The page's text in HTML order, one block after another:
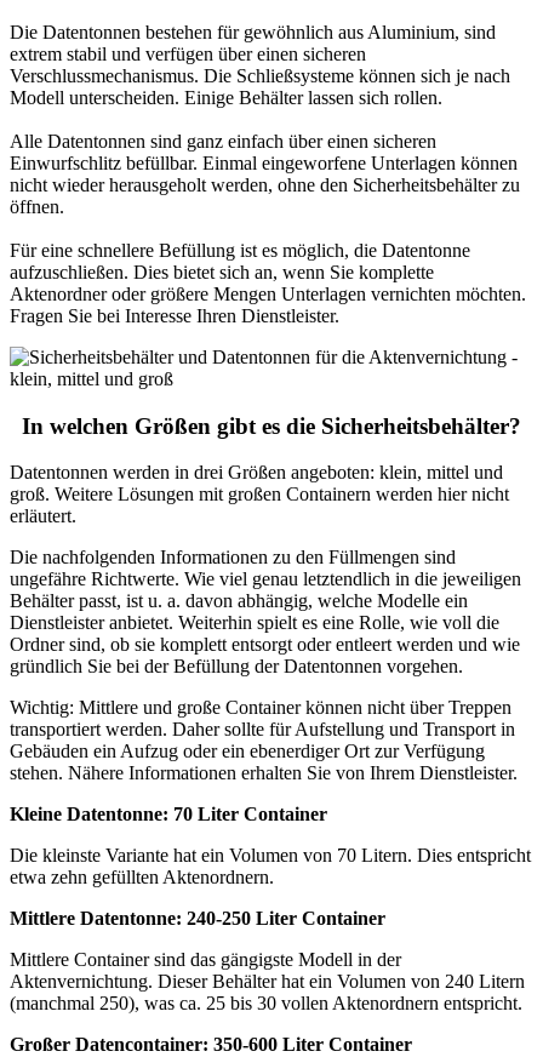
Die Datentonnen bestehen für gewöhnlich aus Aluminium, sind
extrem stabil und verfügen über einen sicheren
Verschlussmechanismus. Die Schließsysteme können sich je nach
Modell unterscheiden. Einige Behälter lassen sich rollen.
Alle Datentonnen sind ganz einfach über einen sicheren
Einwurfschlitz befüllbar. Einmal eingeworfene Unterlagen können
nicht wieder herausgeholt werden, ohne den Sicherheitsbehälter zu
öffnen.
Für eine schnellere Befüllung ist es möglich, die Datentonne
aufzuschließen. Dies bietet sich an, wenn Sie komplette
Aktenordner oder größere Mengen Unterlagen vernichten möchten.
Fragen Sie bei Interesse Ihren Dienstleister.
In welchen Größen gibt es die Sicherheitsbehälter?
Datentonnen werden in drei Größen angeboten: klein, mittel und
groß. Weitere Lösungen mit großen Containern werden hier nicht
erläutert.
Die nachfolgenden Informationen zu den Füllmengen sind
ungefähre Richtwerte. Wie viel genau letztendlich in die jeweiligen
Behälter passt, ist u. a. davon abhängig, welche Modelle ein
Dienstleister anbietet. Weiterhin spielt es eine Rolle, wie voll die
Ordner sind, ob sie komplett entsorgt oder entleert werden und wie
gründlich Sie bei der Befüllung der Datentonnen vorgehen.
Wichtig: Mittlere und große Container können nicht über Treppen
transportiert werden. Daher sollte für Aufstellung und Transport in
Gebäuden ein Aufzug oder ein ebenerdiger Ort zur Verfügung
stehen. Nähere Informationen erhalten Sie von Ihrem Dienstleister.
Kleine Datentonne: 70 Liter Container
Die kleinste Variante hat ein Volumen von 70 Litern. Dies entspricht
etwa zehn gefüllten Aktenordnern.
Mittlere Datentonne: 240-250 Liter Container
Mittlere Container sind das gängigste Modell in der
Aktenvernichtung. Dieser Behälter hat ein Volumen von 240 Litern
(manchmal 250), was ca. 25 bis 30 vollen Aktenordnern entspricht.
Großer Datencontainer: 350-600 Liter Container